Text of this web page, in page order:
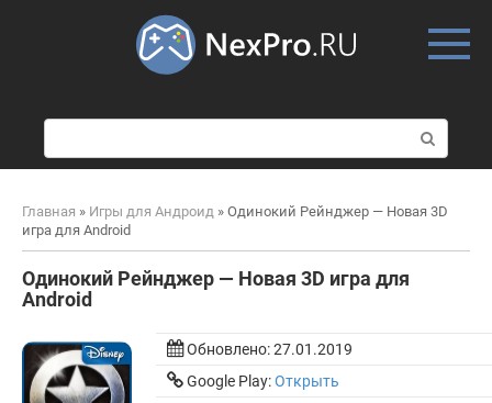
о
и
к
Главная » Игры для Андроид » Одинокий Рейнджер — Новая 3D
игра для Android
Одинокий Рейнджер — Новая 3D игра для
Android
Обновлено:27.01.2019
Google Play:Открыть